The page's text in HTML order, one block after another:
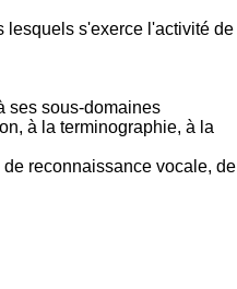
lesquels s'exerce l'activité de
ses sous-domaines
à la terminographie, à la
reconnaissance vocale, de